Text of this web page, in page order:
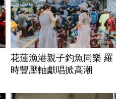
花蓮漁港親子釣魚同樂 羅
時豐壓軸獻唱掀高潮